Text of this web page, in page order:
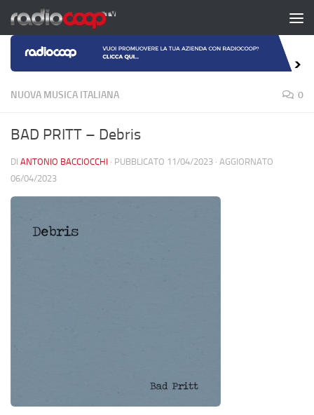
Salta al contenuto
NUOVA MUSICA ITALIANA 0
BAD PRITT – Debris
DI ANTONIO BACCIOCCHI · PUBBLICATO 11/04/2023 · AGGIORNATO
06/04/2023